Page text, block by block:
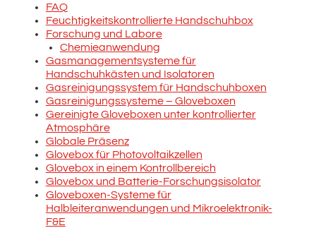
FAQ
Feuchtigkeitskontrollierte Handschuhbox
Forschung und Labore
Chemieanwendung
Gasmanagementsysteme für
Handschuhkästen und Isolatoren
Gasreinigungssystem für Handschuhboxen
Gasreinigungssysteme – Gloveboxen
Gereinigte Gloveboxen unter kontrollierter
Atmosphäre
Globale Präsenz
Glovebox für Photovoltaikzellen
Glovebox in einem Kontrollbereich
Glovebox und Batterie-Forschungsisolator
Gloveboxen-Systeme für
Halbleiteranwendungen und Mikroelektronik-
F&E